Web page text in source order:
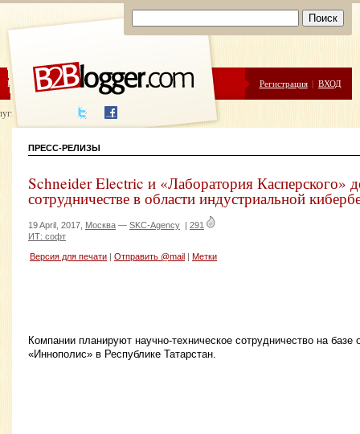
ЦЕНЫ ПОМОЩЬ Регистрация | ВХОД
написания
ПРЕСС-РЕЛИЗЫ
Schneider Electric и «Лаборатория Касперского»
сотрудничестве в области индустриальной
19 April, 2017, Москва — SKC-Agency | 291
ИТ: софт
Версия для печати Отправить @mail Метки
Компании планируют научно-техническое сотрудничество на базе
«Иннополис» в Республике Татарстан.